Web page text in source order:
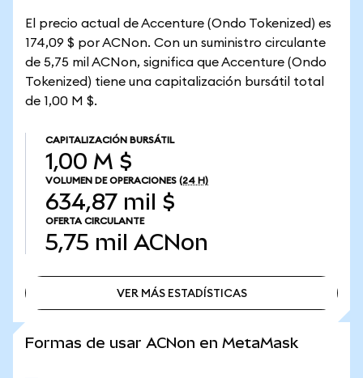
El precio actual de Accenture (Ondo Tokenized) es
174,09 $ por ACNon. Con un suministro circulante
de 5,75 mil ACNon, significa que Accenture (Ondo
Tokenized) tiene una capitalización bursátil total
de 1,00 M $.
CAPITALIZACIÓN BURSÁTIL
1,00 M $
VOLUMEN DE OPERACIONES (24 H)
634,87 mil $
OFERTA CIRCULANTE
5,75 mil ACNon
VER MÁS ESTADÍSTICAS
Formas de usar ACNon en MetaMask